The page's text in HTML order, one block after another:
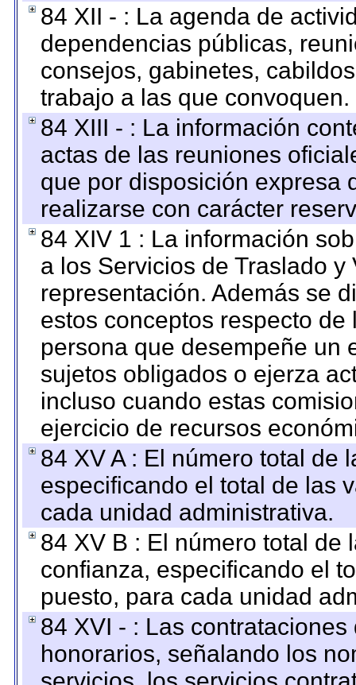
84 XII - : La agenda de
dependencias públicas,
consejos, gabinetes,
trabajo a las que convoquen.
84 XIII - : La información
actas de las reuniones
que por disposición expresa
realizarse con carácter
84 XIV 1 : La información
a los Servicios de Traslado
representación. Además se
estos conceptos respecto
persona que desempeñe un
sujetos obligados o ejerza
incluso cuando estas
ejercicio de recursos
84 XV A : El número total de
especificando el total de las
cada unidad administrativa.
84 XV B : El número total de
confianza, especificando el
puesto, para cada unidad
84 XVI - : Las
honorarios, señalando los